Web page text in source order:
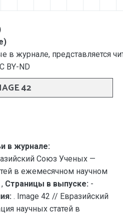
в журнале, представляется
BY-ND
42
в журнале:
Союз Ученых —
в ежемесячном научном
, Страницы в выпуске: -
. Image 42 // Евразийский
научных статей в